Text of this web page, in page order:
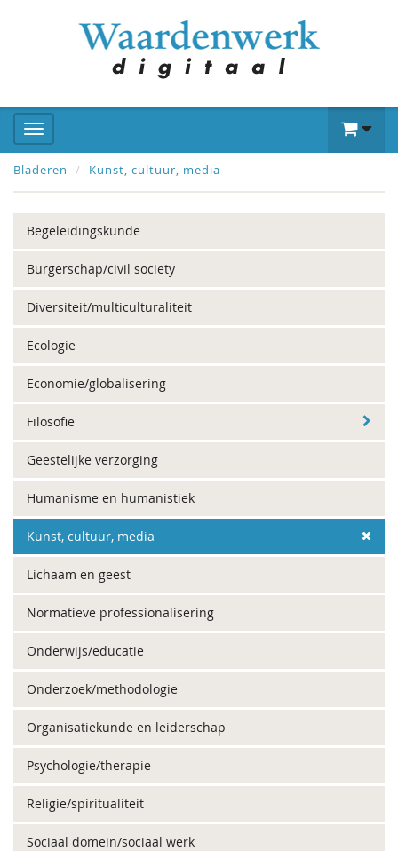
Bladeren Kunst, cultuur, media
Begeleidingskunde
Burgerschap/civil society
Diversiteit/multiculturaliteit
Ecologie
Economie/globalisering
Filosofie
Geestelijke verzorging
Humanisme en humanistiek
Kunst, cultuur, media
Lichaam en geest
Normatieve professionalisering
Onderwijs/educatie
Onderzoek/methodologie
Organisatiekunde en leiderschap
Psychologie/therapie
Religie/spiritualiteit
Sociaal domein/sociaal werk